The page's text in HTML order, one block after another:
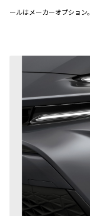
ールはメーカーオプション。